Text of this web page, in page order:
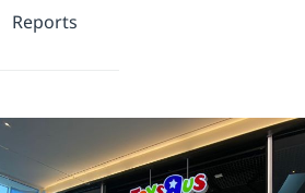
Reports